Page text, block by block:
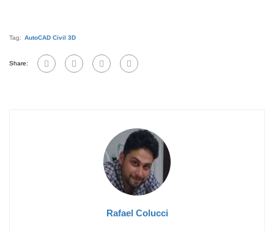
Tag: AutoCAD Civil 3D
Share:
Rafael Colucci